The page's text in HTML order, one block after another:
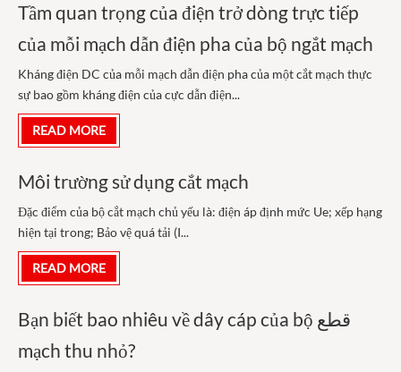
Tầm quan trọng của điện trở dòng trực tiếp
của mỗi mạch dẫn điện pha của bộ ngắt mạch
Kháng điện DC của mỗi mạch dẫn điện pha của một cắt mạch thực
sự bao gồm kháng điện của cực dẫn điện...
READ MORE
Môi trường sử dụng cắt mạch
Đặc điểm của bộ cắt mạch chủ yếu là: điện áp định mức Ue; xếp hạng
hiện tại trong; Bảo vệ quá tải (I...
READ MORE
Bạn biết bao nhiêu về dây cáp của bộ قطع
mạch thu nhỏ?